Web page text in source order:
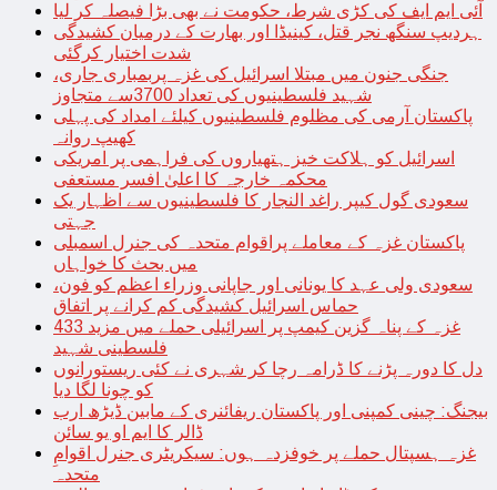
آئی ایم ایف کی کڑی شرط، حکومت نے بھی بڑا فیصلہ کر لیا
ہردیپ سنگھ نجر قتل، کینیڈا اور بھارت کے درمیان کشیدگی
شدت اختیار کرگئی
جنگی جنون میں مبتلا اسرائیل کی غزہ پربمباری جاری،
شہید فلسطینیوں کی تعداد 3700سے متجاوز
پاکستان آرمی کی مظلوم فلسطینیوں کیلئے امداد کی پہلی
کھیپ روانہ
اسرائیل کو ہلاکت خیز ہتھیاروں کی فراہمی پر امریکی
محکمہ خارجہ کا اعلیٰ افسر مستعفی
سعودی گول کیپر راغد النجار کا فلسطینیوں سے اظہار یک
جہتی
پاکستان غزہ کے معاملے پراقوام متحدہ کی جنرل اسمبلی
میں بحث کا خواہاں
سعودی ولی عہد کا یونانی اور جاپانی وزراء اعظم کو فون،
حماس اسرائیل کشیدگی کم کرانے پر اتفاق
غزہ کے پناہ گزین کیمپ پر اسرائیلی حملے میں مزید 433
فلسطینی شہید
دل کا دورہ پڑنے کا ڈرامہ رچا کر شہری نے کئی ریستورانوں
کو چونا لگا دیا
بیجنگ: چینی کمپنی اور پاکستان ریفائنری کے مابین ڈیڑھ ارب
ڈالر کا ایم او یو سائن
غزہ ہسپتال حملے پر خوفزدہ ہوں: سیکریٹری جنرل اقوامِ
متحدہ